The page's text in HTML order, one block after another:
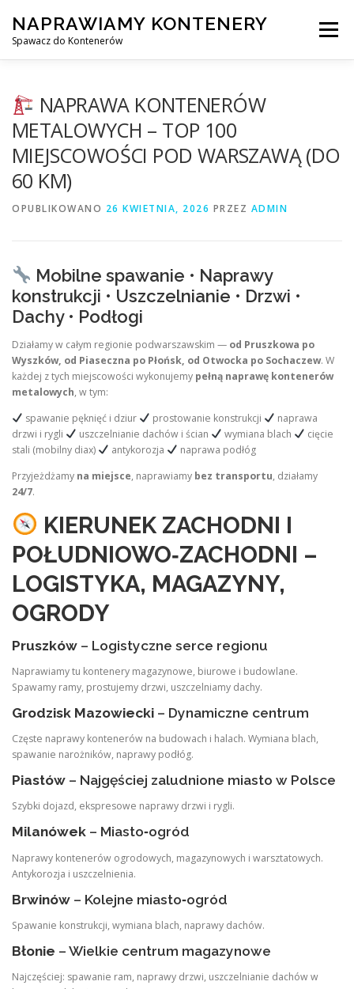
treści
NAPRAWIAMY KONTENERY
Spawacz do Kontenerów
Menu
NAPRAWA KONTENERÓW 24/7
SPAWANIE MOBILNE Z DOJAZDEM DO KLIENTA
USŁUGI
NAPRAWA KONTENERÓW
METALOWYCH – TOP 100
MIEJSCOWOŚCI POD WARSZAWĄ (DO
60 KM)
OPUBLIKOWANO 26 KWIETNIA, 2026 PRZEZ ADMIN
Mobilne spawanie • Naprawy
konstrukcji • Uszczelnianie • Drzwi •
Dachy • Podłogi
Działamy w całym regionie podwarszawskim — od Pruszkowa po
Wyszków, od Piaseczna po Płońsk, od Otwocka po Sochaczew. W
każdej z tych miejscowości wykonujemy pełną naprawę kontenerów
metalowych, w tym:
spawanie pęknięć i dziur
prostowanie konstrukcji
naprawa
drzwi i rygli
uszczelnianie dachów i ścian wymiana blach
cięcie
stali (mobilny diax)
antykorozja
naprawa podłóg
Przyjeżdżamy na miejsce, naprawiamy bez transportu, działamy
24/7.
KIERUNEK ZACHODNI I
POŁUDNIOWO‑ZACHODNI –
LOGISTYKA, MAGAZYNY,
OGRODY
Pruszków – Logistyczne serce regionu
Naprawiamy tu kontenery magazynowe, biurowe i budowlane.
Spawamy ramy, prostujemy drzwi, uszczelniamy dachy.
Grodzisk Mazowiecki – Dynamiczne centrum
Częste naprawy kontenerów na budowach i halach. Wymiana blach,
spawanie narożników, naprawy podłóg.
Piastów – Najgęściej zaludnione miasto w Polsce
Szybki dojazd, ekspresowe naprawy drzwi i rygli.
Milanówek – Miasto‑ogród
Naprawy kontenerów ogrodowych, magazynowych i warsztatowych.
Antykorozja i uszczelnienia.
Brwinów – Kolejne miasto‑ogród
Spawanie konstrukcji, wymiana blach, naprawy dachów.
Błonie – Wielkie centrum magazynowe
Najczęściej: spawanie ram, naprawy drzwi, uszczelnianie dachów w